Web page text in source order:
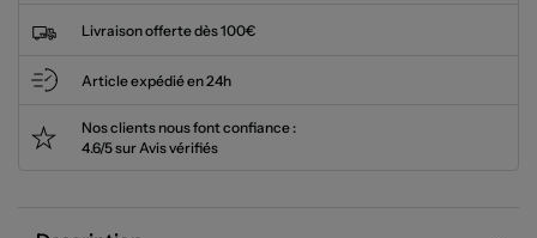
Livraison offerte dès 100€
Article expédié en 24h
Nos clients nous font confiance :
4.6/5 sur Avis vérifiés